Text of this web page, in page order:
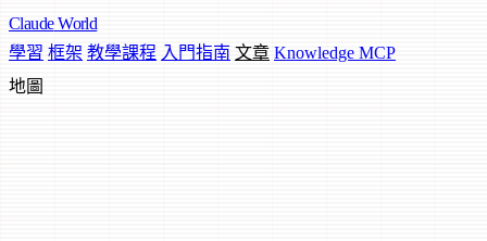
Claude World
學習 框架 教學課程 入門指南 文章 Knowledge MCP
地圖